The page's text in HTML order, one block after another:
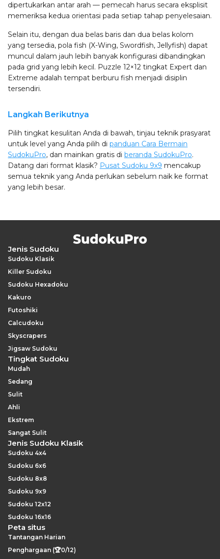
dipertukarkan antar arah — pemecah harus secara eksplisit
memeriksa kedua orientasi pada setiap tahap penyelesaian.
Selain itu, dengan dua belas baris dan dua belas kolom
yang tersedia, pola fish (X-Wing, Swordfish, Jellyfish) dapat
muncul dalam jauh lebih banyak konfigurasi dibandingkan
pada grid yang lebih kecil. Puzzle 12×12 tingkat Expert dan
Extreme adalah tempat berburu fish menjadi disiplin
tersendiri.
Langkah Berikutnya
Pilih tingkat kesulitan Anda di bawah, tinjau teknik prasyarat
untuk level yang Anda pilih di panduan Cara Bermain
SudokuPro, dan mainkan gratis di beranda SudokuPro.
Datang dari format klasik? Pusat Sudoku 9x9 mencakup
semua teknik yang Anda perlukan sebelum naik ke format
yang lebih besar.
Jenis Sudoku
Sudoku Klasik
Killer Sudoku
Sudoku Hexadoku
Kakuro
Futoshiki
Calcudoku
Skyscrapers
Jigsaw Sudoku
Tingkat Sudoku
Mudah
Sedang
Sulit
Ahli
Ekstrem
Sangat Sulit
Jenis Sudoku Klasik
Sudoku 4x4
Sudoku 6x6
Sudoku 8x8
Sudoku 9x9
Sudoku 12x12
Sudoku 16x16
Peta situs
Tantangan Harian
Penghargaan (🏆0/12)